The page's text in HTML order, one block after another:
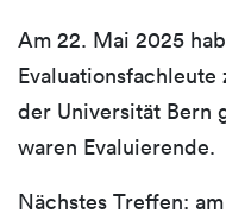
Am 22. Mai 2025
der Universität Bern
waren Evaluierende.
Nächstes Treffen: